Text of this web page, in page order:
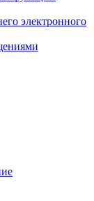
электронного